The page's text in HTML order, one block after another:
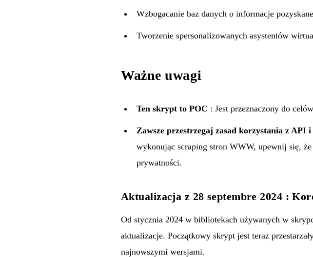
Wzbogacanie baz danych o informacje
Tworzenie spersonalizowanych asystentów
Ważne uwagi
Ten skrypt to POC : Jest przeznaczony do
Zawsze przestrzegaj zasad korzystania z API
wykonując scraping stron WWW, upewnij się,
prywatności.
Aktualizacja z 28 septembre 2024 :
Od stycznia 2024 w bibliotekach używanych w
aktualizacje. Początkowy skrypt jest teraz
najnowszymi wersjami.